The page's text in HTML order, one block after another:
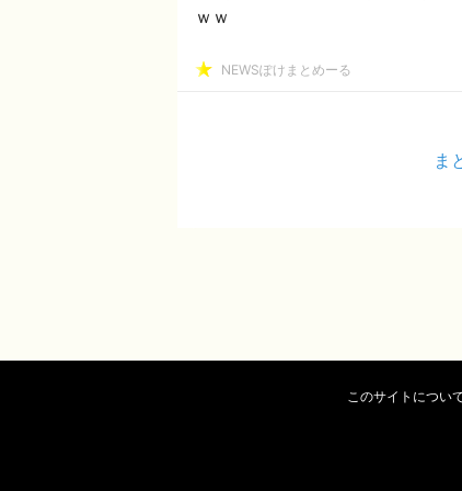
ｗｗ
NEWSぽけまとめーる
ま
このサイトについ